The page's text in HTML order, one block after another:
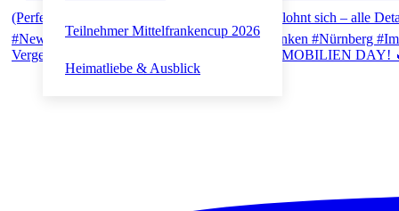
Teilnehmer Mittelfrankencup 2026
Heimatliebe & Ausblick
Vergesst den New Bike Day, heute ist NEW IMMOBILIEN DAY!